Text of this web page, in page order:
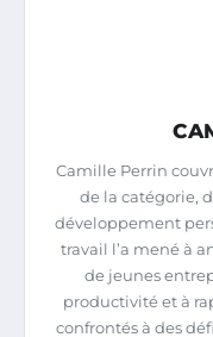
Camille Perrin
de la catégorie,
développement
travail l’a mené à
de jeunes
productivité et à
confrontés à des